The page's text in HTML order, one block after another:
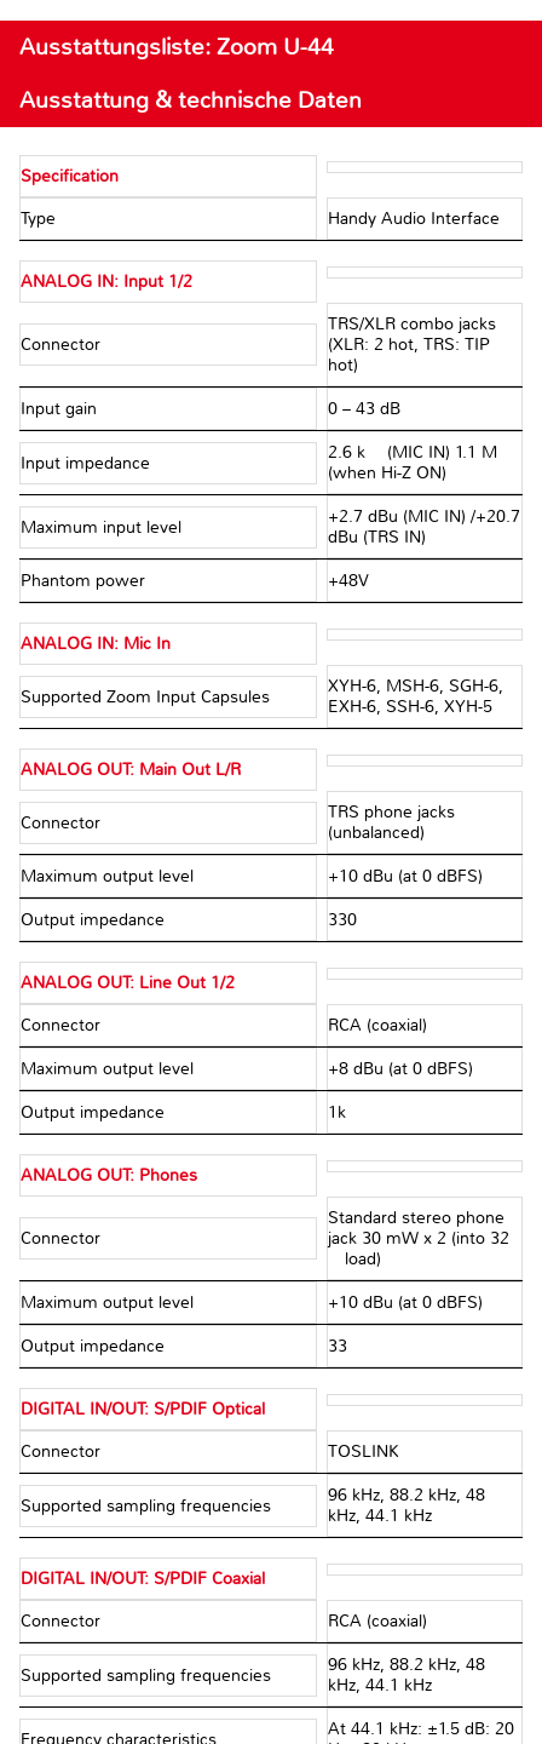
Ausstattungsliste: Zoom U-44
Ausstattung & technische Daten
Specification
Type Handy Audio Interface
ANALOG IN: Input 1/2
Connector
TRS/XLR combo jacks
(XLR: 2 hot, TRS: TIP
hot)
Input gain 0 – 43 dB
Input impedance
2.6 k Ω (MIC IN) 1.1 M Ω
(when Hi-Z ON)
Maximum input level
+2.7 dBu (MIC IN) /+20.7
dBu (TRS IN)
Phantom power +48V
ANALOG IN: Mic In
Supported Zoom Input Capsules
XYH-6, MSH-6, SGH-6,
EXH-6, SSH-6, XYH-5
ANALOG OUT: Main Out L/R
Connector
TRS phone jacks
(unbalanced)
Maximum output level +10 dBu (at 0 dBFS)
Output impedance 330 Ω
ANALOG OUT: Line Out 1/2
Connector RCA (coaxial)
Maximum output level +8 dBu (at 0 dBFS)
Output impedance 1kΩ
ANALOG OUT: Phones
Connector
Standard stereo phone
jack 30 mW x 2 (into 32
Ω load)
Maximum output level +10 dBu (at 0 dBFS)
Output impedance 33 Ω
DIGITAL IN/OUT: S/PDIF Optical
Connector TOSLINK
Supported sampling frequencies
96 kHz, 88.2 kHz, 48
kHz, 44.1 kHz
DIGITAL IN/OUT: S/PDIF Coaxial
Connector RCA (coaxial)
Supported sampling frequencies
96 kHz, 88.2 kHz, 48
kHz, 44.1 kHz
Frequency characteristics
At 44.1 kHz: ±1.5 dB: 20